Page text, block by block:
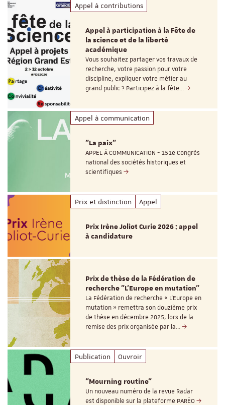
Appel à contributions
Appel à participation à la Fête de
la science et de la liberté
académique
Vous souhaitez partager vos travaux de
recherche, votre passion pour votre
discipline, expliquer votre métier au
grand public ? Participez à la fête…
Appel à communication
"La paix"
APPEL À COMMUNICATION - 151e Congrès
national des sociétés historiques et
scientifiques
Prix et distinction Appel
Prix Irène Joliot Curie 2026 : appel
à candidature
Prix de thèse de la Fédération de
recherche "L’Europe en mutation"
La Fédération de recherche « L’Europe en
mutation » remettra son douzième prix
de thèse en décembre 2025, lors de la
remise des prix organisée par la…
Publication Ouvroir
"Mourning routine"
Un nouveau numéro de la revue Radar
est disponible sur la plateforme PARÉO